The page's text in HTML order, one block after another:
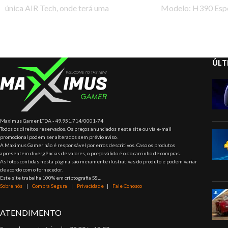
única AIR Tech, onde terá uma
Modelo: H390
Maximus Gamer LTDA - 49.951.714/0001-74
Todos os direitos reservados. Os preços anunciados neste site ou via e-mail
promocional podem ser alterados sem prévio aviso.
A Maximus Gamer não é responsável por erros descritivos. Caso os produtos
apresentem divergências de valores, o preço válido é o do carrinho de compras.
As fotos contidas nesta página são meramente ilustrativas do produto e podem variar
de acordo com o fornecedor.
Este site trabalha 100% em criptografia SSL.
Sobre nós | Compra Segura | Privacidade | Fale Conosco
ATENDIMENTO